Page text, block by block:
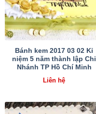
Bánh kem 2017 03 02 Kỉ
niệm 5 năm thành lập Chi
Nhánh TP Hồ Chí Minh
Liên hệ